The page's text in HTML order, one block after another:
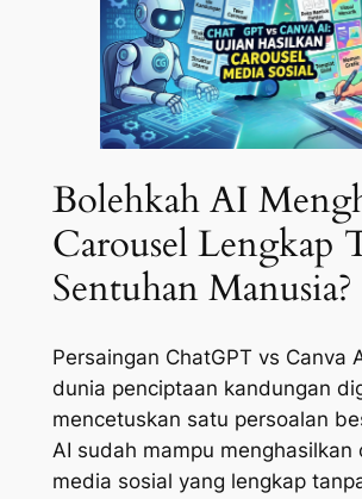
Bolehkah AI
Carousel Lengkap
Sentuhan Manusia?
Persaingan ChatGPT vs Canva
dunia penciptaan kandungan
mencetuskan satu persoalan
AI sudah mampu menghasilkan
media sosial yang lengkap